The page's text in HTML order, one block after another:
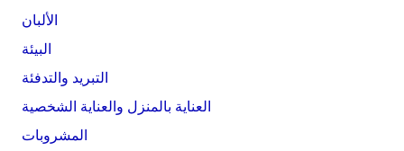
الألبان
البيئة
التبريد والتدفئة
العناية بالمنزل والعناية الشخصية
المشروبات